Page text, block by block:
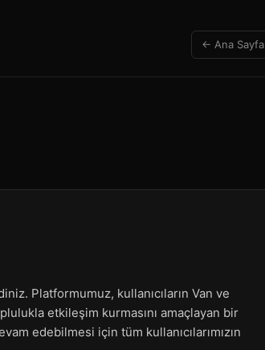
← Ana Sayfa
Platformumuz, kullanıcıların Van ve
etkileşim kurmasını amaçlayan bir
edebilmesi için tüm kullanıcılarımızın